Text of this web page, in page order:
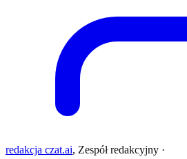
redakcja czat.ai, Zespół redakcyjny ·